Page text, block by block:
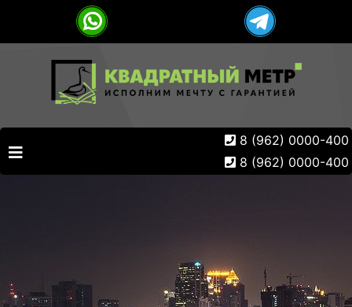
8 (962) 0000-400
8 (962) 0000-400